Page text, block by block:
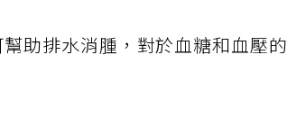
助排水消腫，對於血糖和血壓的